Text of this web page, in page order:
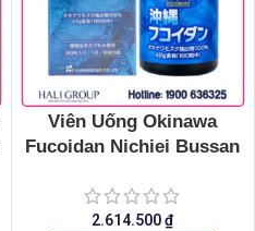
Viên Uống Okinawa
Fucoidan Nichiei Bussan
(Hộp 180 Viên)
2.614.500₫